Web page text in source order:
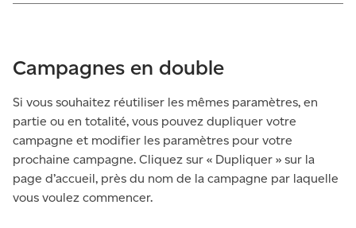
Campagnes en double
Si vous souhaitez réutiliser les mêmes paramètres, en
partie ou en totalité, vous pouvez dupliquer votre
campagne et modifier les paramètres pour votre
prochaine campagne. Cliquez sur « Dupliquer » sur la
page d’accueil, près du nom de la campagne par laquelle
vous voulez commencer.